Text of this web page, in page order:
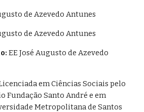
de Azevedo Antunes
de Azevedo Antunes
EE José Augusto de Azevedo
em Ciências Sociais pelo
Fundação Santo André e em
Metropolitana de Santos